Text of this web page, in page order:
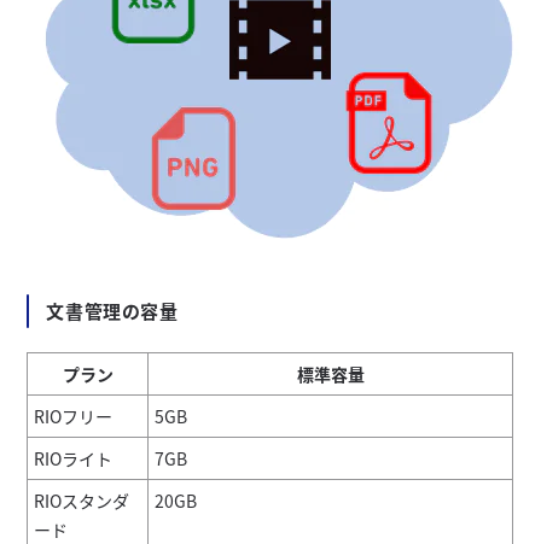
文書管理の容量
プラン
標準容量
RIOフリー
5GB
RIOライト
7GB
RIOスタンダ
ード
20GB